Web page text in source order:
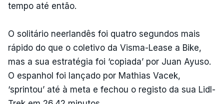
tempo até então.
O solitário neerlandês foi quatro segundos mais
rápido do que o coletivo da Visma-Lease a Bike,
mas a sua estratégia foi ‘copiada’ por Juan Ayuso.
O espanhol foi lançado por Mathias Vacek,
‘sprintou’ até à meta e fechou o registo da sua Lidl-